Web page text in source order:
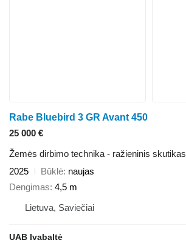
Rabe Bluebird 3 GR Avant 450
25 000 €
Žemės dirbimo technika - ražieninis skutikas
2025
Būklė naujas
Dengimas 4,5 m
Lietuva, Saviečiai
UAB Ivabaltė